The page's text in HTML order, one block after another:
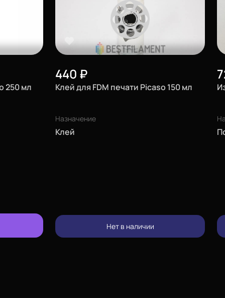
250 мл
440 ₽
Клей для FDM печати Picaso 150 мл
Назначение
Клей
Нет в наличии
позвонить